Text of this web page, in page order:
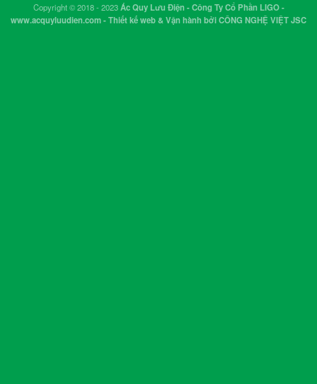
Copyright © 2018 - 2023Ác Quy Lưu Điện - Công Ty Cổ Phần LIGO -
www.acquyluudien.com - Thiết kế web & Vận hành bởi CÔNG NGHỆ VIỆT JSC